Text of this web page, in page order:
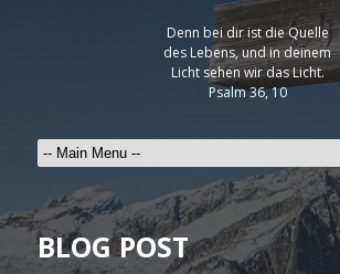
Denn bei dir ist die Quelle
des Lebens, und in deinem
Licht sehen wir das Licht.
Psalm 36, 10
BLOG POST